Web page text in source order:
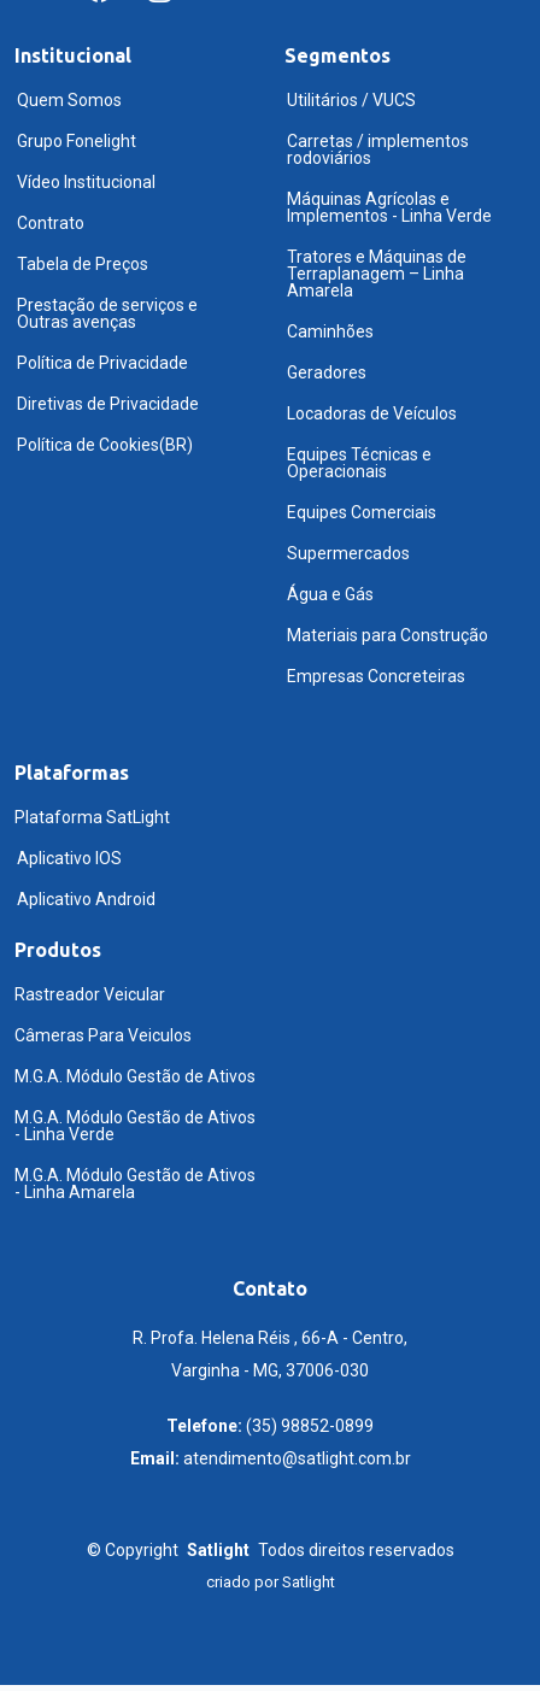
Institucional
Quem Somos
Grupo Fonelight
Vídeo Institucional
Contrato
Tabela de Preços
Prestação de serviços e
Outras avenças
Política de Privacidade
Diretivas de Privacidade
Política de Cookies(BR)
Segmentos
Utilitários / VUCS
Carretas / implementos
rodoviários
Máquinas Agrícolas e
Implementos - Linha Verde
Tratores e Máquinas de
Terraplanagem – Linha
Amarela
Caminhões
Geradores
Locadoras de Veículos
Equipes Técnicas e
Operacionais
Equipes Comerciais
Supermercados
Água e Gás
Materiais para Construção
Empresas Concreteiras
Plataformas
Plataforma SatLight
Aplicativo IOS
Aplicativo Android
Produtos
Rastreador Veicular
Câmeras Para Veiculos
M.G.A. Módulo Gestão de Ativos
M.G.A. Módulo Gestão de Ativos
- Linha Verde
M.G.A. Módulo Gestão de Ativos
- Linha Amarela
Contato
R. Profa. Helena Réis , 66-A - Centro,
Varginha - MG, 37006-030
Telefone: (35) 98852-0899
Email: atendimento@satlight.com.br
© Copyright Satlight Todos direitos reservados
criado porSatlight